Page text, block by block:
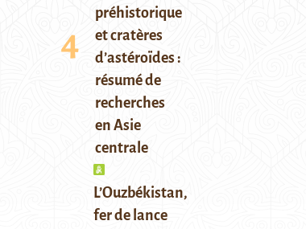
préhistorique
et cratères
d’astéroïdes :
résumé de
recherches
en Asie
centrale
L’Ouzbékistan,
fer de lance